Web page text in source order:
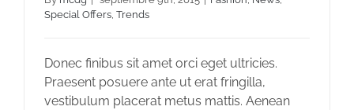
Special Offers, Trends
Donec finibus sit amet orci eget ultricies.
Praesent posuere ante ut erat fringilla,
vestibulum placerat metus mattis. Aenean